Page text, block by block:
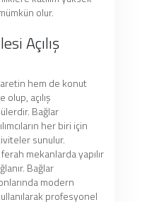
olur.
Açılış
hem de konut
açılış
Bağlar
her biri için
sunulur.
mekanlarda yapılır
Bağlar
modern
profesyonel